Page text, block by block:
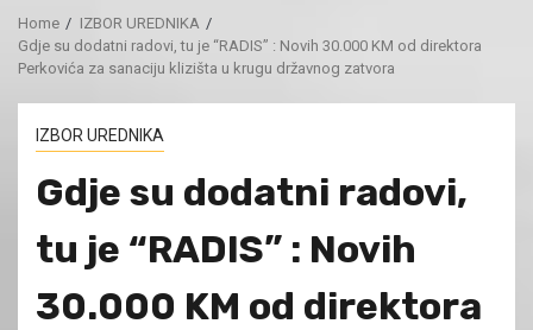
Home
IZBOR UREDNIKA
Gdje su dodatni radovi, tu je “RADIS” : Novih 30.000 KM od direktora
Perkovića za sanaciju klizišta u krugu državnog zatvora
IZBOR UREDNIKA
Gdje su dodatni radovi,
tu je “RADIS” : Novih
30.000 KM od direktora